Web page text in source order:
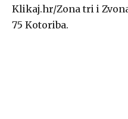
Klikaj.hr/Zona tri i
75 Kotoriba.